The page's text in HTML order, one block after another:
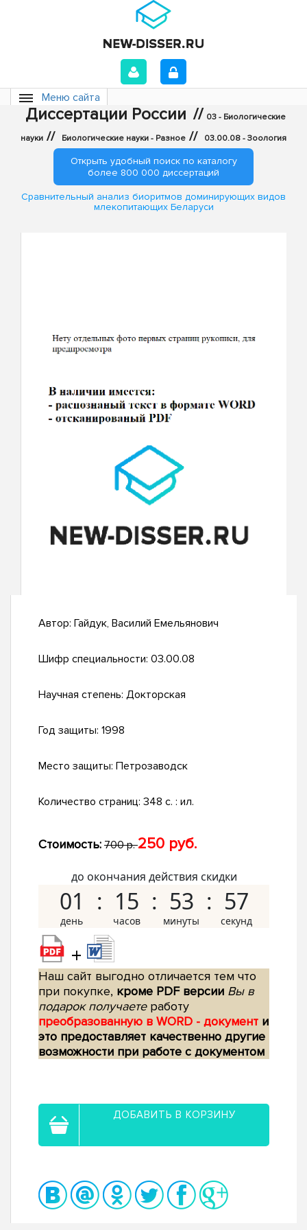
Меню сайта
Диссертации России // 03 - Биологические
науки // Биологические науки - Разное // 03.00.08 - Зоология
Открыть удобный поиск по каталогу
более 800 000 диссертаций
Сравнительный анализ биоритмов доминирующих видов
млекопитающих Беларуси
Автор: Гайдук, Василий Емельянович
Шифр специальности: 03.00.08
Научная степень: Докторская
Год защиты: 1998
Место защиты: Петрозаводск
Количество страниц: 348 с. : ил.
Стоимость: 700 р.250 руб.
до окончания действия скидки
01 15 53 56
+
Наш сайт выгодно отличается тем что
при покупке, кроме PDF версии Вы в
подарок получаетеработу
преобразованную в WORD - документ и
это предоставляет качественно другие
возможности при работе с документом
ДОБАВИТЬ В КОРЗИНУ